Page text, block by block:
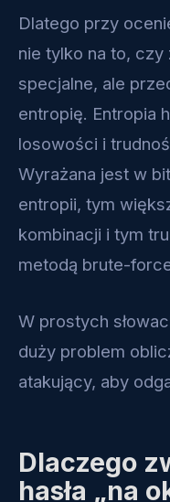
Dlatego przy
nie tylko na to,
specjalne, ale
entropię. Entropia
losowości i
Wyrażana jest w
entropii, tym
kombinacji i tym
metodą brute-
W prostych
duży problem
atakujący, aby
Dlaczego
hasła „na